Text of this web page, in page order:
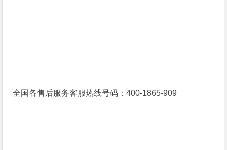
全国各售后服务客服热线号码：400-1865-909